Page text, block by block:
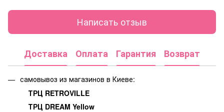
Написать отзыв
Доставка Оплата Гарантия Возврат
самовывоз из магазинов в Киеве:
ТРЦ RETROVILLE
ТРЦ DREAM Yellow